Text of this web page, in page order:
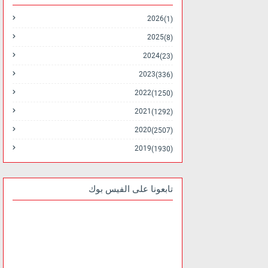
2026 (1)
2025 (8)
2024 (23)
2023 (336)
2022 (1250)
2021 (1292)
2020 (2507)
2019 (1930)
تابعونا على الفيس بوك